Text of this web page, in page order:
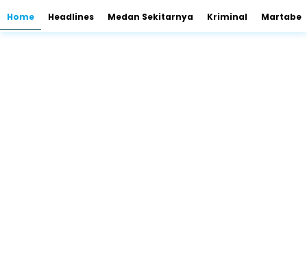
Home Headlines Medan Sekitarnya Kriminal Martabe